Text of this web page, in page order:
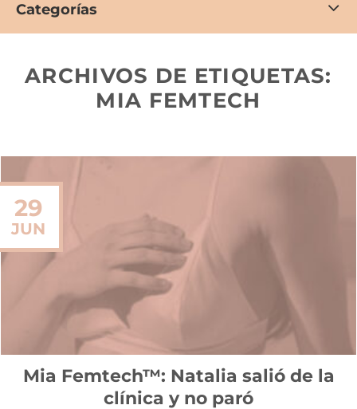
Categorías
ARCHIVOS DE ETIQUETAS:
MIA FEMTECH
Mia Femtech™: Natalia salió de la
clínica y no paró
29
JUN